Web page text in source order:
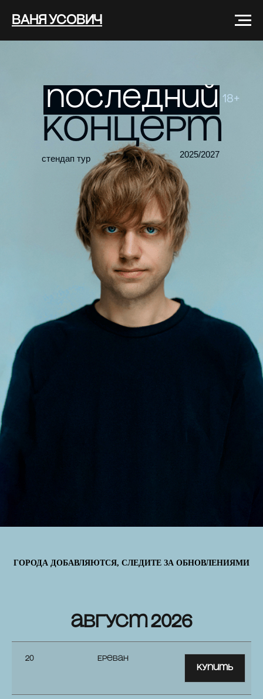
ВАНЯ УСОВИЧ
последний
концерт
стендап тур 2025/2027
18+
ГОРОДА ДОБАВЛЯЮТСЯ, СЛЕДИТЕ ЗА ОБНОВЛЕНИЯМИ
август 2026
20 Ереван
Купить